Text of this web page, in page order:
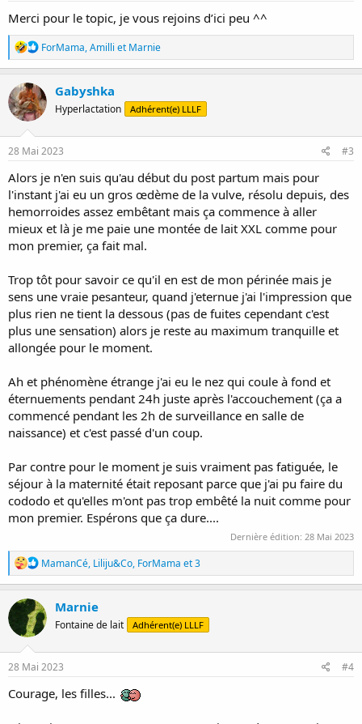
Merci pour le topic, je vous rejoins d’ici peu ^^
R
é
a
c
t
i
n
s
ForMama,Amilli et Marnie
Gabyshka
Hyperlactation Adhérent(e) LLLF
28 Mai 2023 #3
Alors je n'en suis qu'au début du post partum mais pour
l'instant j'ai eu un gros œdème de la vulve, résolu depuis, des
hemorroides assez embêtant mais ça commence à aller
mieux et là je me paie une montée de lait XXL comme pour
mon premier, ça fait mal.
Trop tôt pour savoir ce qu'il en est de mon périnée mais je
sens une vraie pesanteur, quand j'eternue j'ai l'impression que
plus rien ne tient la dessous (pas de fuites cependant c'est
plus une sensation) alors je reste au maximum tranquille et
allongée pour le moment.
Ah et phénomène étrange j'ai eu le nez qui coule à fond et
éternuements pendant 24h juste après l'accouchement (ça a
commencé pendant les 2h de surveillance en salle de
naissance) et c'est passé d'un coup.
Par contre pour le moment je suis vraiment pas fatiguée, le
séjour à la maternité était reposant parce que j'ai pu faire du
cododo et qu'elles m'ont pas trop embêté la nuit comme pour
mon premier. Espérons que ça dure....
Dernière édition: 28 Mai 2023
R
é
a
t
i
n
s
MamanCé, Liliju&Co, ForMama et 3
Marnie
Fontaine de lait Adhérent(e) LLLF
28 Mai 2023 #4
Courage, les filles...